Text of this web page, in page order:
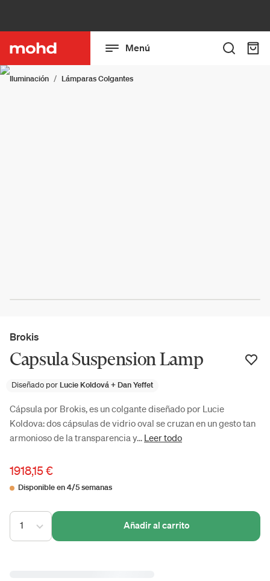
Menú
Iluminación Lámparas Colgantes
Brokis
Capsula Suspension Lamp
Diseñado por Lucie Koldová + Dan Yeffet
Cápsula por Brokis, es un colgante diseñado por Lucie
Koldova: dos cápsulas de vidrio oval se cruzan en un gesto tan
armonioso de la transparencia y... Leer todo
1918,15 €
Disponible en 4/5 semanas
1 Añadir al carrito